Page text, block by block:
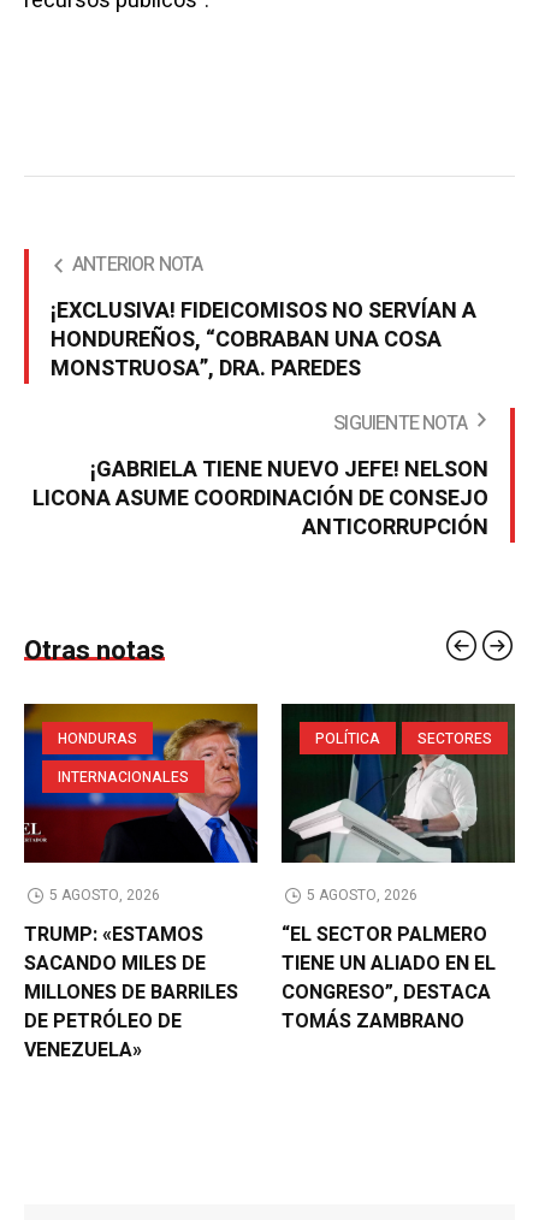
ANTERIOR NOTA
¡EXCLUSIVA! FIDEICOMISOS NO SERVÍAN A
HONDUREÑOS, “COBRABAN UNA COSA
MONSTRUOSA”, DRA. PAREDES
SIGUIENTE NOTA
¡GABRIELA TIENE NUEVO JEFE! NELSON
LICONA ASUME COORDINACIÓN DE CONSEJO
ANTICORRUPCIÓN
Otras notas
HONDURAS
INTERNACIONALES
5 AGOSTO, 2026
TRUMP: «ESTAMOS
SACANDO MILES DE
MILLONES DE BARRILES
DE PETRÓLEO DE
VENEZUELA»
POLÍTICA SECTORES
5 AGOSTO, 2026
“EL SECTOR PALMERO
TIENE UN ALIADO EN EL
CONGRESO”, DESTACA
TOMÁS ZAMBRANO